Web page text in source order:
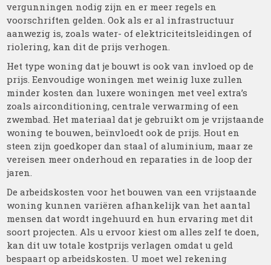
vergunningen nodig zijn en er meer regels en
voorschriften gelden. Ook als er al infrastructuur
aanwezig is, zoals water- of elektriciteitsleidingen of
riolering, kan dit de prijs verhogen.
Het type woning dat je bouwt is ook van invloed op de
prijs. Eenvoudige woningen met weinig luxe zullen
minder kosten dan luxere woningen met veel extra’s
zoals airconditioning, centrale verwarming of een
zwembad. Het materiaal dat je gebruikt om je vrijstaande
woning te bouwen, beïnvloedt ook de prijs. Hout en
steen zijn goedkoper dan staal of aluminium, maar ze
vereisen meer onderhoud en reparaties in de loop der
jaren.
De arbeidskosten voor het bouwen van een vrijstaande
woning kunnen variëren afhankelijk van het aantal
mensen dat wordt ingehuurd en hun ervaring met dit
soort projecten. Als u ervoor kiest om alles zelf te doen,
kan dit uw totale kostprijs verlagen omdat u geld
bespaart op arbeidskosten. U moet wel rekening